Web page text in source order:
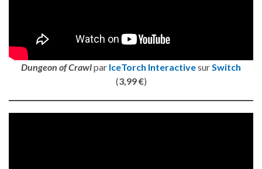
Dungeon of Crawlpar IceTorch Interactivesur Switch
(3,99 €)